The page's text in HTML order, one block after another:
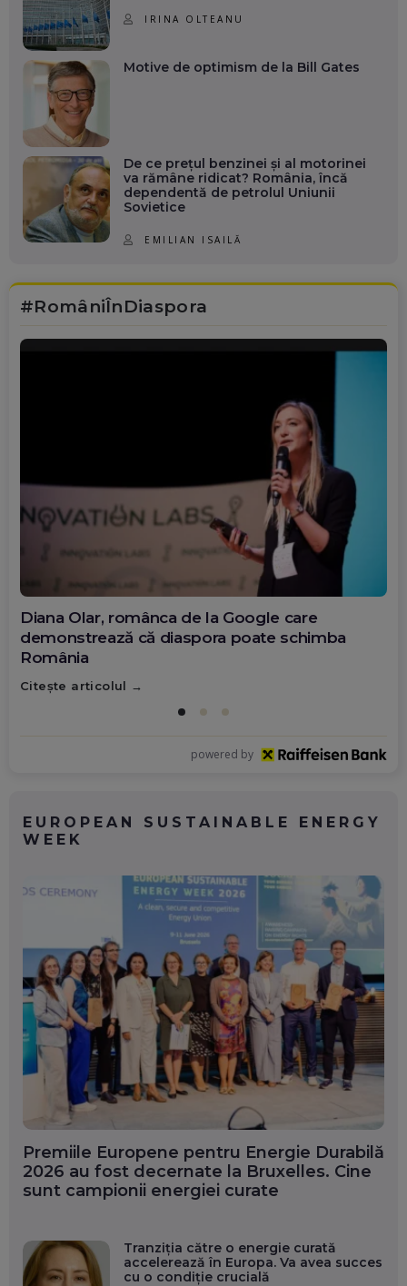
IRINA OLTEANU
Motive de optimism de la Bill Gates
De ce prețul benzinei și al motorinei
va rămâne ridicat? România, încă
dependentă de petrolul Uniunii
Sovietice
EMILIAN ISAILĂ
#RomâniÎnDiaspora
Diana Olar, românca de la Google care
demonstrează că diaspora poate schimba
România
Citește articolul
powered by
EUROPEAN SUSTAINABLE ENERGY
WEEK
Premiile Europene pentru Energie Durabilă
2026 au fost decernate la Bruxelles. Cine
sunt campionii energiei curate
Tranziția către o energie curată
accelerează în Europa. Va avea succes
cu o condiție crucială